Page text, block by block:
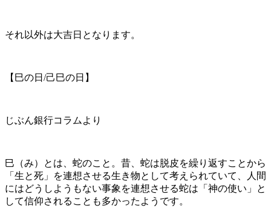
それ以外は大吉日となります。
【巳の日/己巳の日】
じぶん銀行コラムより
巳（み）とは、蛇のこと。昔、蛇は脱皮を繰り返すことから
「生と死」を連想させる生き物として考えられていて、人間
にはどうしようもない事象を連想させる蛇は「神の使い」と
して信仰されることも多かったようです。